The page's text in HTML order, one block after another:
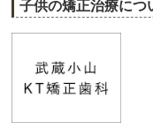
子供の矯正治療につ